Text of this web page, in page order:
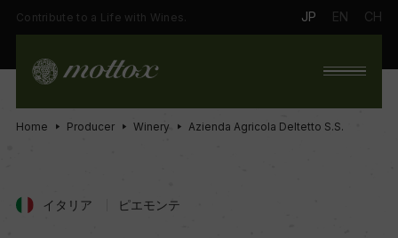
Contribute to a Life with Wines. JP EN CH
Home Producer Winery Azienda Agricola Deltetto S.S.
イタリア ピエモンテ